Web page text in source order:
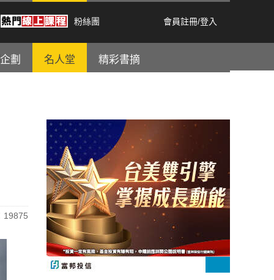
粉絲團 會員註冊/登入
劃 名人堂 精彩書摘
19875